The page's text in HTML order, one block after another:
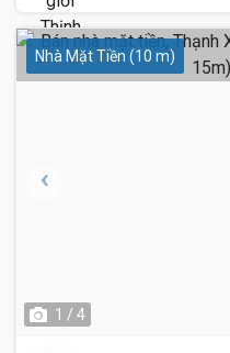
Nhà Mặt Tiền (10 m)
1 / 4